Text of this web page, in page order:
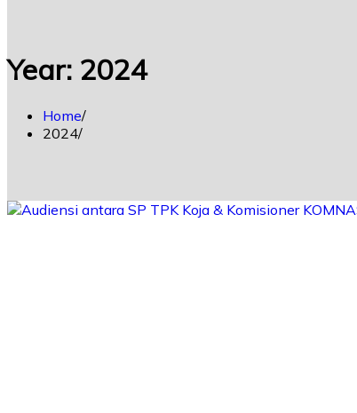
Year: 2024
Home
2024